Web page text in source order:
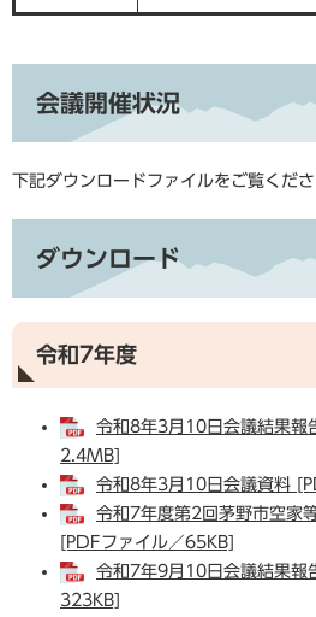
会議開催状況
下記ダウンロードファイルをご覧くださ
ダウンロード
令和7年度
令和8年3月10日会議結果報
2.4MB]
令和8年3月10日会議資料
令和7年度第2回茅野市空家
[PDFファイル／65KB]
令和7年9月10日会議結果報
323KB]